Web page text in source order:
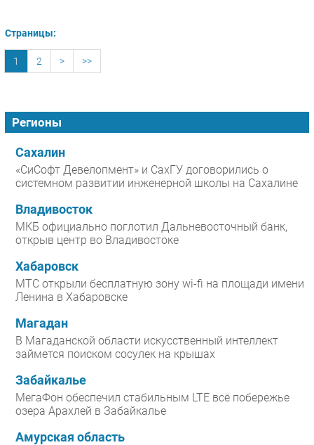
Страницы:
1 2 > >>
Регионы
Сахалин
«СиСофт Девелопмент» и СахГУ договорились о
системном развитии инженерной школы на Сахалине
Владивосток
МКБ официально поглотил Дальневосточный банк,
открыв центр во Владивостоке
Хабаровск
МТС открыли бесплатную зону wi-fi на площади имени
Ленина в Хабаровске
Магадан
В Магаданской области искусственный интеллект
займется поиском сосулек на крышах
Забайкалье
МегаФон обеспечил стабильным LTE всё побережье
озера Арахлей в Забайкалье
Амурская область